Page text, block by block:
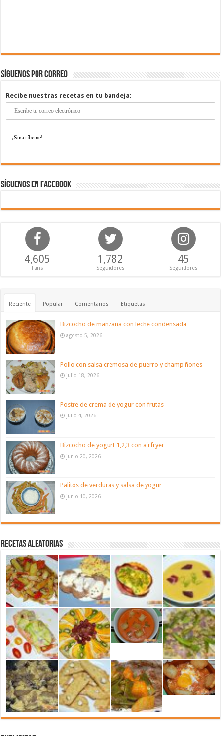
Síguenos por correo
Recibe nuestras recetas en tu bandeja:
Síguenos en Facebook
4,605
Fans
1,782
Seguidores
45
Seguidores
Reciente Popular Comentarios Etiquetas
Bizcocho de manzana con leche condensada
agosto 5, 2026
Pollo con salsa cremosa de puerro y champiñones
julio 18, 2026
Postre de crema de yogur con frutas
julio 4, 2026
Bizcocho de yogurt 1,2,3 con airfryer
junio 20, 2026
Palitos de verduras y salsa de yogur
junio 10, 2026
Recetas aleatorias